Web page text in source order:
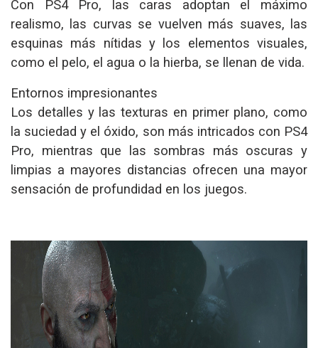
Con PS4 Pro, las caras adoptan el máximo
realismo, las curvas se vuelven más suaves, las
esquinas más nítidas y los elementos visuales,
como el pelo, el agua o la hierba, se llenan de vida.
Entornos impresionantes
Los detalles y las texturas en primer plano, como
la suciedad y el óxido, son más intricados con PS4
Pro, mientras que las sombras más oscuras y
limpias a mayores distancias ofrecen una mayor
sensación de profundidad en los juegos.